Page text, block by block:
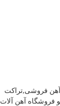
فروشی,تراکت
فروشگاه آهن آلات